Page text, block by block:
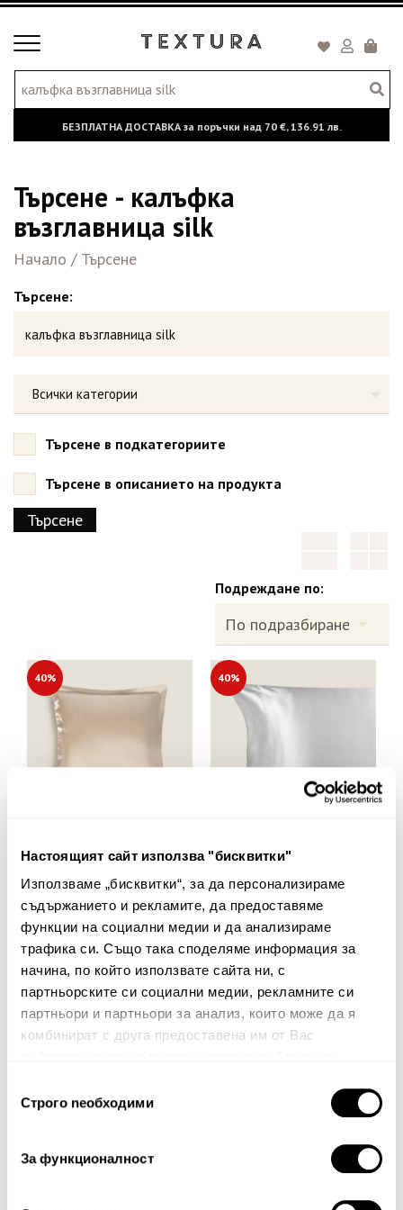
Настоящият сайт използва "бисквитки"
Използваме „бисквитки“, за да персонализираме
съдържанието и рекламите, да предоставяме
функции на социални медии и да анализираме
трафика си. Също така споделяме информация за
начина, по който използвате сайта ни, с
партньорските си социални медии, рекламните си
партньори и партньори за анализ, които може да я
комбинират с друга предоставена им от Вас
наСтрого nеобходими
За функционалност
Toggle
БЕЗПЛАТНА ДОСТАВКА за поръчки над 70 €,136.91 лв.
Търсене - калъфка
възглавница silk
Начало / Търсене
Търсене:
Всички категории
Търсене в подкатегориите
Търсене в описанието на продукта
Подреждане по:
40%
Калъфка за възглавница
Silkcot
53.00€ 103.66лв.
31.80€ 62.20лв.
40%
Калъфка за възглавница
Silkcot
47.00€ 91.92лв.
28.20€ 55.15лв.
Абонирайте се сега, за да сте в крак с